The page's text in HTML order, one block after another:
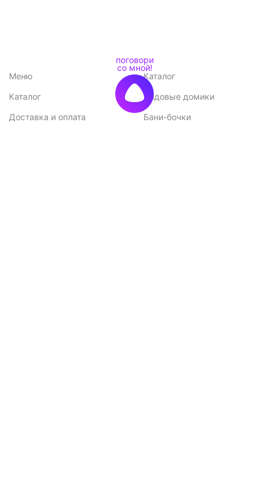
Меню
Каталог
Доставка и оплата
Каталог
Садовые домики
Бани-бочки